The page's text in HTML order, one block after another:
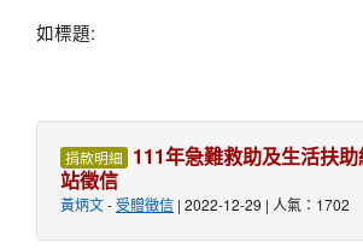
如標題:
捐款明細 111年急難救助及生活扶
站徵信
黃炳文-受贈徵信 | 2022-12-29 | 人氣：1702